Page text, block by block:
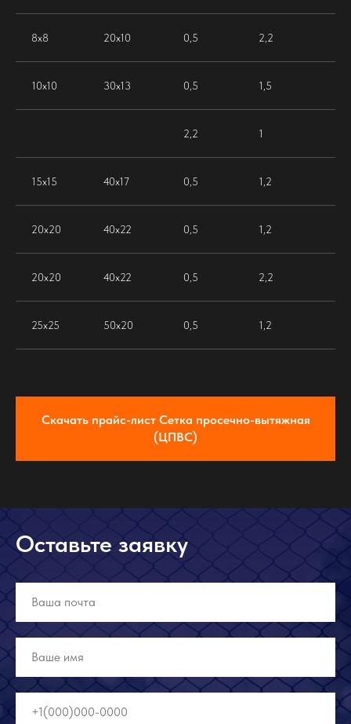
8х8 20х10 0,5 2,2
10х10 30х13 0,5 1,5
2,2 1
15х15 40х17 0,5 1,2
20х20 40х22 0,5 1,2
20х20 40х22 0,5 2,2
25х25 50х20 0,5 1,2
Скачать прайс-лист Сетка просечно-вытяжная
(ЦПВС)
Оставьте заявку